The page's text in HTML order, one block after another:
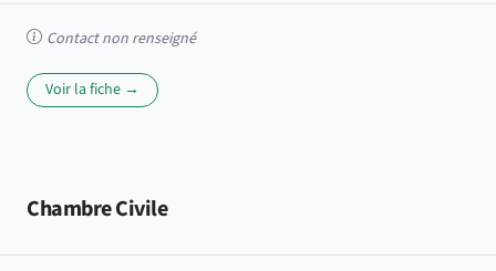
Contact non renseigné
Voir la fiche →
Chambre Civile